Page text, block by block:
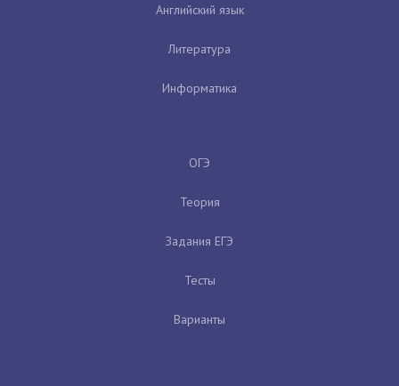
Английский язык
Литература
Информатика
ОГЭ
Теория
Задания ЕГЭ
Тесты
Варианты